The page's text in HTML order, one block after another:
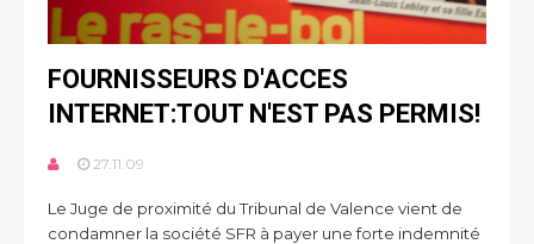
FOURNISSEURS D'ACCES
INTERNET:TOUT N'EST PAS PERMIS!
27.11.09
Le Juge de proximité du Tribunal de Valence vient de
condamner la société SFR à payer une forte indemnité